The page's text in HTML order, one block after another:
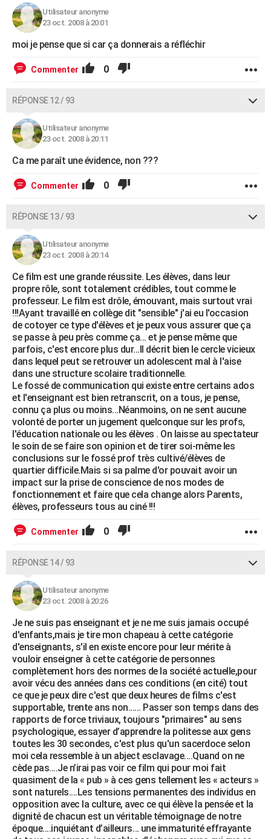
Utilisateur anonyme
23 oct. 2008 à 20:01
moi je pense que si car ça donnerais a réfléchir
Commenter 0
RÉPONSE 12 / 93
Utilisateur anonyme
23 oct. 2008 à 20:11
Ca me paraît une évidence, non ???
Commenter 0
RÉPONSE 13 / 93
Utilisateur anonyme
23 oct. 2008 à 20:14
Ce film est une grande réussite. Les élèves, dans leur
propre rôle, sont totalement crédibles, tout comme le
professeur. Le film est drôle, émouvant, mais surtout vrai
!!!Ayant travaillé en collège dit "sensible" j'ai eu l'occasion
de cotoyer ce type d'élèves et je peux vous assurer que ça
se passe à peu près comme ça... et je pense même que
parfois, c'est encore plus dur...Il décrit bien le cercle vicieux
dans lequel peut se retrouver un adolescent mal à l'aise
dans une structure scolaire traditionnelle.
Le fossé de communication qui existe entre certains ados
et l'enseignant est bien retranscrit, on a tous, je pense,
connu ça plus ou moins...Néanmoins, on ne sent aucune
volonté de porter un jugement quelconque sur les profs,
l'éducation nationale ou les élèves . On laisse au spectateur
le soin de se faire son opinion et de tirer soi-même les
conclusions sur le fossé prof très cultivé/élèves de
quartier difficile.Mais si sa palme d'or pouvait avoir un
impact sur la prise de conscience de nos modes de
fonctionnement et faire que cela change alors Parents,
élèves, professeurs tous au ciné !!!
Commenter 0
RÉPONSE 14 / 93
Utilisateur anonyme
23 oct. 2008 à 20:26
Je ne suis pas enseignant et je ne me suis jamais occupé
d'enfants,mais je tire mon chapeau à cette catégorie
d'enseignants, s'il en existe encore pour leur mérite à
vouloir enseigner à cette catégorie de personnes
complètement hors des normes de la société actuelle,pour
avoir vécu des années dans ces conditions (en cité) tout
ce que je peux dire c'est que deux heures de films c'est
supportable, trente ans non...... Passer son temps dans des
rapports de force triviaux, toujours "primaires" au sens
psychologique, essayer d’apprendre la politesse aux gens
toutes les 30 secondes, c'est plus qu'un sacerdoce selon
moi cela ressemble à un abject esclavage....Quand on ne
cède pas....Je n’irai pas voir ce film qui pour moi fait
quasiment de la « pub » à ces gens tellement les « acteurs »
sont naturels....Les tensions permanentes des individus en
opposition avec la culture, avec ce qui élève la pensée et la
dignité de chacun est un véritable témoignage de notre
époque....inquiétant d’ailleurs… une immaturité effrayante